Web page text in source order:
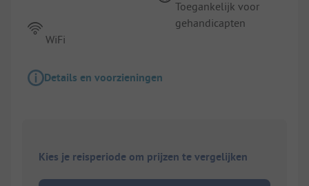
WiFi
Toegankelijk voor
gehandicapten
Details en voorzieningen
Kies je reisperiode om prijzen te vergelijken